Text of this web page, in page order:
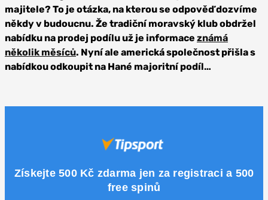
majitele? To je otázka, na kterou se odpověď dozvíme
někdy v budoucnu. Že tradiční moravský klub obdržel
nabídku na prodej podílu už je informace známá
několik měsíců. Nyní ale americká společnost přišla s
nabídkou odkoupit na Hané majoritní podíl…
Získejte 500 Kč zdarma jen za registraci a 500
free spinů